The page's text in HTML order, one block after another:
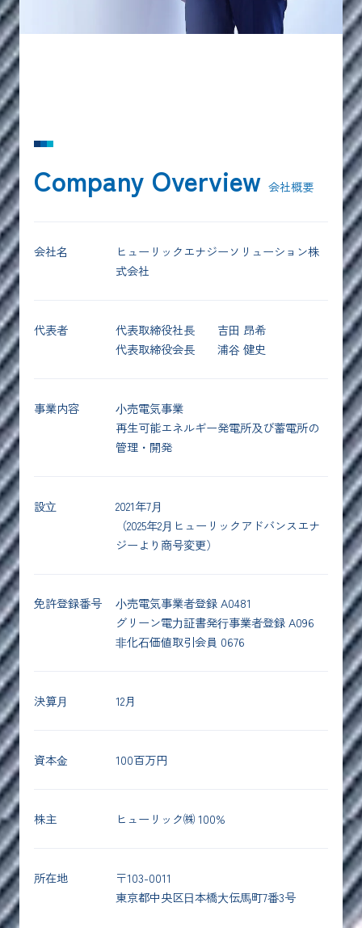
Company Overview 会社概要
会社名
ヒューリックエナジーソリューション株
式会社
代表者
代表取締役社長 吉⽥ 昂希
代表取締役会長 浦⾕ 健史
事業内容
⼩売電気事業
再生可能エネルギー発電所及び蓄電所の
管理・開発
設⽴
2021年7⽉
（2025年2⽉ヒューリックアドバンスエナ
ジーより商号変更）
免許登録番号
⼩売電気事業者登録 A0481
グリーン電⼒証書発⾏事業者登録 A096
⾮化⽯価値取引会員 0676
決算⽉ 12月
資本⾦ 100百万円
株主 ヒューリック㈱ 100%
所在地
〒103-0011
東京都中央区⽇本橋⼤伝⾺町7番3号